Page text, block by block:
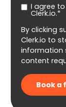
I agree
Clerk.io.*
By clicking
Clerk.io to
information
content